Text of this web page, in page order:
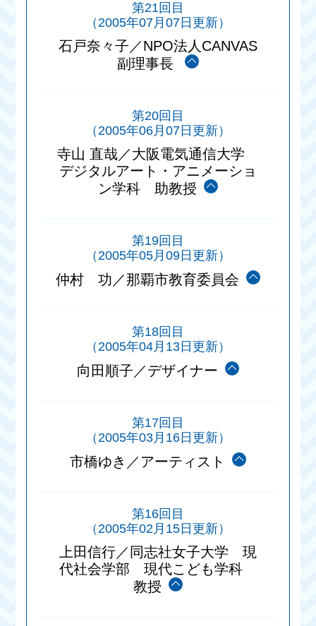
第21回目
（2005年07月07日更新）
石戸奈々子／NPO法人CANVAS
副理事長
第20回目
（2005年06月07日更新）
寺山 直哉／大阪電気通信大学
デジタルアート・アニメーショ
ン学科 助教授
第19回目
（2005年05月09日更新）
仲村 功／那覇市教育委員会
第18回目
（2005年04月13日更新）
向田順子／デザイナー
第17回目
（2005年03月16日更新）
市橋ゆき／アーティスト
第16回目
（2005年02月15日更新）
上田信行／同志社女子大学 現
代社会学部 現代こども学科
教授